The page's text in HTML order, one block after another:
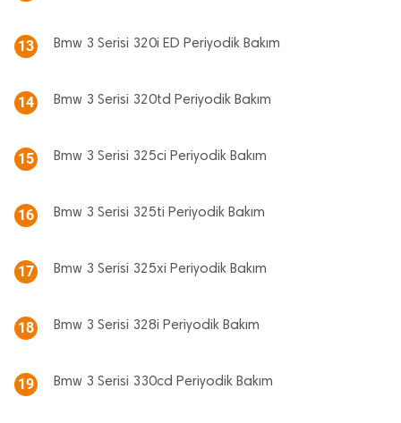
13 Bmw 3 Serisi 320i ED Periyodik Bakım
14 Bmw 3 Serisi 320td Periyodik Bakım
15 Bmw 3 Serisi 325ci Periyodik Bakım
16 Bmw 3 Serisi 325ti Periyodik Bakım
17 Bmw 3 Serisi 325xi Periyodik Bakım
18 Bmw 3 Serisi 328i Periyodik Bakım
19 Bmw 3 Serisi 330cd Periyodik Bakım